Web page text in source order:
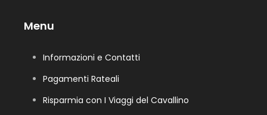
Menu
Informazioni e Contatti
Pagamenti Rateali
Risparmia con I Viaggi del Cavallino